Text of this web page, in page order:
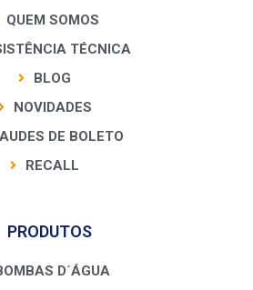
QUEM SOMOS
TÉCNICA
BLOG
NOVIDADES
DE BOLETO
RECALL
PRODUTOS
D´ÁGUA